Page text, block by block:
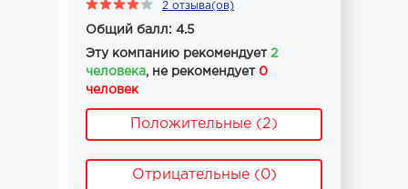
2 отзыва(ов)
Общий балл: 4.5
Эту компанию рекомендует 2
человека, не рекомендует 0
человек
Положительные (2)
Отрицательные (0)